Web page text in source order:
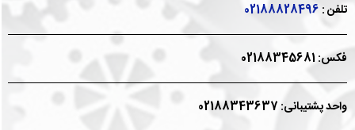
تلفن : 02188828496
فکس: 02188345681
واحد پشتیبانی: 02188343637